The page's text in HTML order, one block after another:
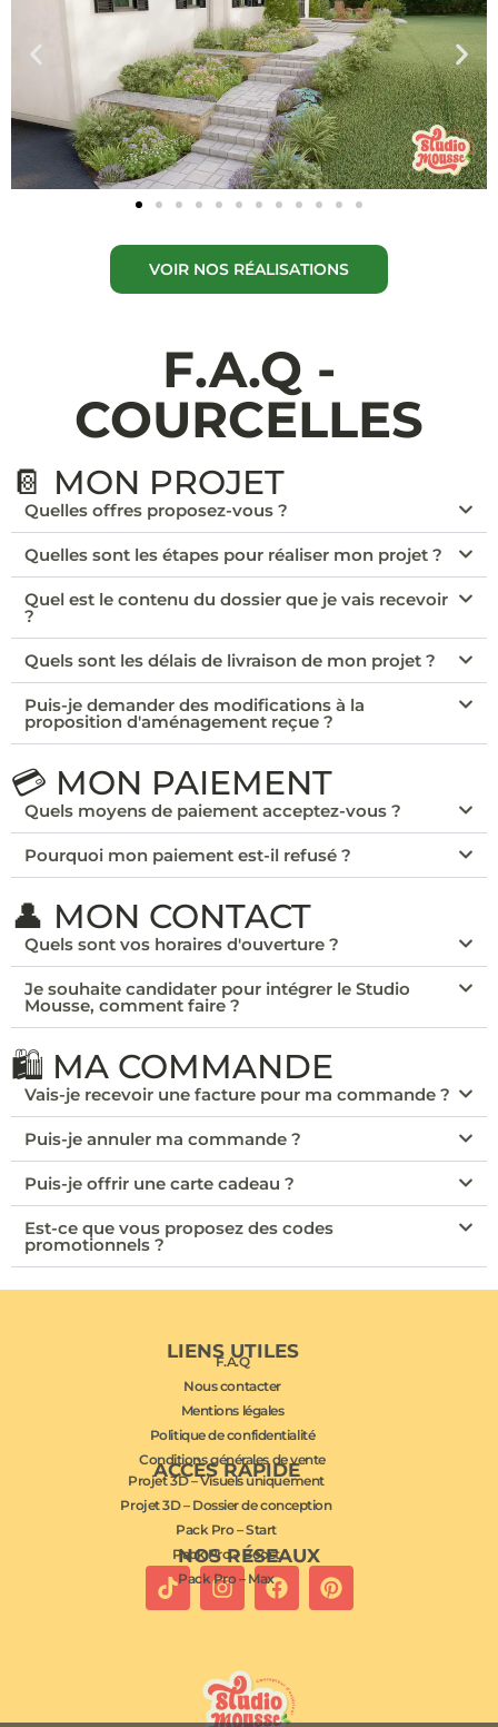
VOIR NOS RÉALISATIONS
F.A.Q -
COURCELLES
📔 MON PROJET
Quelles offres proposez-vous ?
Quelles sont les étapes pour réaliser mon projet ?
Quel est le contenu du dossier que je vais recevoir
?
Quels sont les délais de livraison de mon projet ?
Puis-je demander des modifications à la
proposition d'aménagement reçue ?
💳 MON PAIEMENT
Quels moyens de paiement acceptez-vous ?
Pourquoi mon paiement est-il refusé ?
👤 MON CONTACT
Quels sont vos horaires d'ouverture ?
Je souhaite candidater pour intégrer le Studio
Mousse, comment faire ?
🛍️ MA COMMANDE
Vais-je recevoir une facture pour ma commande ?
Puis-je annuler ma commande ?
Puis-je offrir une carte cadeau ?
Est-ce que vous proposez des codes
promotionnels ?
NOS RÉSEAUX
ACCÈS RAPIDE
Projet 3D – Visuels uniquement
Projet 3D – Dossier de conception
Pack Pro – Start
Pack Pro – Boost
Pack Pro – Max
LIENS UTILES
F.A.Q
Nous contacter
Mentions légales
Politique de confidentialité
Conditions générales de vente